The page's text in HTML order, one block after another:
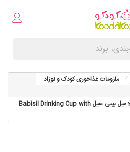
ملزومات غذاخوری کودک و نوزاد
آب میوه خوری 360 درجه بنفش 240 میل بیبی سیل Babisil Drinking Cup with